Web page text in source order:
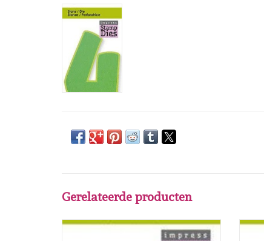
Gerelateerde producten
Craftemotions Impress stamp dies.